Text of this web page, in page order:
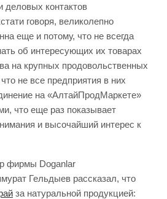
деловых контактов
говоря, великолепно
еще и потому, что не всегда
об интересующих их товарах
на крупных продовольственных
не все предприятия в них
на «АлтайПродМаркете»
что еще раз показывает
и высочайший интерес к
фирмы Doganlar
Гельдыев рассказал, что
за натуральной продукцией: